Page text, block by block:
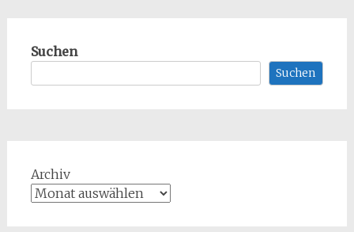
Suchen
Suchen
Archiv